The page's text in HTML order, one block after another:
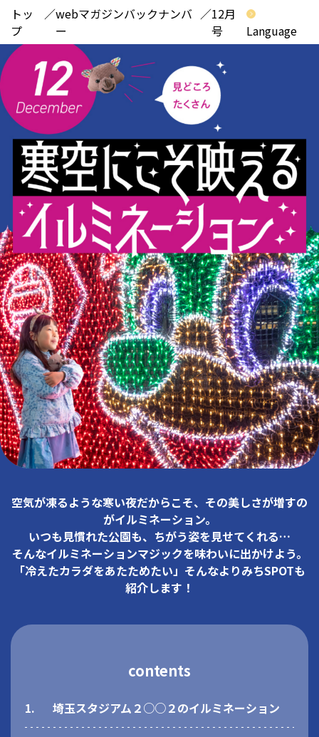
トッ
プ
webマガジンバックナンバ
ー
12月
号
Language
空気が凍るような寒い夜だからこそ、その美しさが増すの
がイルミネーション。
いつも見慣れた公園も、ちがう姿を見せてくれる…
そんなイルミネーションマジックを味わいに出かけよう。
「冷えたカラダをあたためたい」そんなよりみちSPOTも
紹介します！
contents
1. 埼玉スタジアム２○○２のイルミネーション